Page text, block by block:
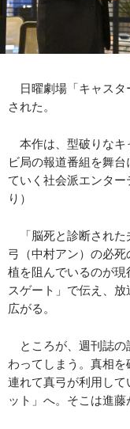
日曜劇場「キャスタ
された。
本作は、型破りなキ
ビ局の報道番組を舞
ていく社会派エンタ
り）
「脳死と診断された
弓（中村アン）の必
植を阻んでいるのが
スゲート」で伝え、
広がる。
ところが、週刊誌の
わってしまう。真相
連れて真弓が利用し
ット」へ。そこは進藤